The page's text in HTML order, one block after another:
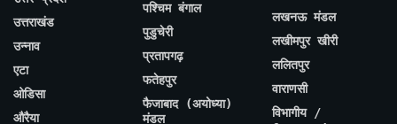
उत्तराखंड
उन्नाव
एटा
ओडिसा
औरैया
पश्चिम बंगाल
पुडुचेरी
प्रतापगढ़
फतेहपुर
फैजाबाद (अयोध्या)
मंडल
लखनऊ मंडल
लखीमपुर खीरी
ललितपुर
वाराणसी
विभागीय /